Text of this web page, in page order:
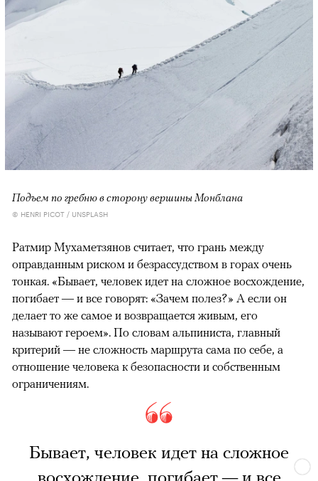
Подъем по гребню в сторону вершины Монблана
© HENRI PICOT / UNSPLASH
Ратмир Мухаметзянов считает, что грань между
оправданным риском и безрассудством в горах очень
тонкая. «Бывает, человек идет на сложное восхождение,
погибает — и все говорят: «Зачем полез?» А если он
делает то же самое и возвращается живым, его
называют героем». По словам альпиниста, главный
критерий — не сложность маршрута сама по себе, а
отношение человека к безопасности и собственным
ограничениям.
Бывает, человек идет на сложное